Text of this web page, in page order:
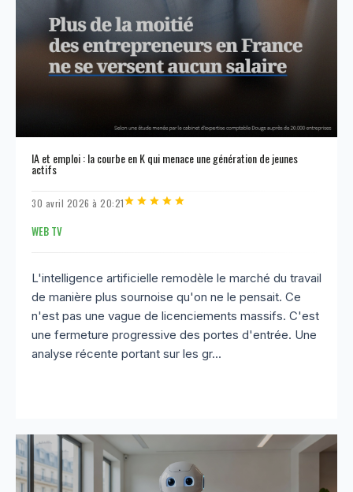
IA et emploi : la courbe en K qui menace une génération de jeunes
actifs
30 avril 2026 à 20:21
WEB TV
L'intelligence artificielle remodèle le marché du travail
de manière plus sournoise qu'on ne le pensait. Ce
n'est pas une vague de licenciements massifs. C'est
une fermeture progressive des portes d'entrée. Une
analyse récente portant sur les gr...